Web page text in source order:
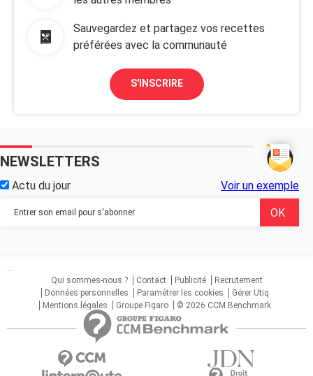
Sauvegardez et partagez vos recettes
préférées avec la communauté
S'INSCRIRE
NEWSLETTERS
Actu du jour Voir un exemple
...
Qui sommes-nous ?
Contact Publicité
Recrutement
Données personnelles
Paramétrer les cookies
Gérer Utiq
Mentions légales
Groupe Figaro © 2026 CCM Benchmark